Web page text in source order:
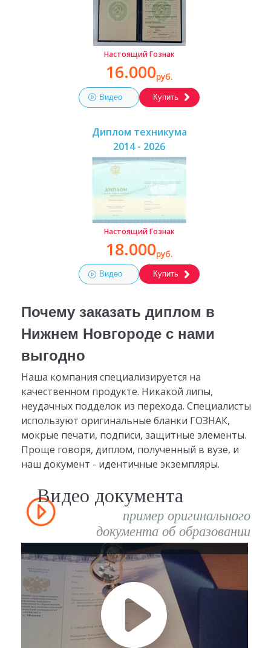
Настоящий Гознак
16.000руб.
Видео Купить
Диплом техникума
2014 - 2026
Настоящий Гознак
18.000руб.
Видео Купить
Почему заказать диплом в
Нижнем Новгороде с нами
выгодно
Наша компания специализируется на
качественном продукте. Никакой липы,
неудачных подделок из перехода. Специалисты
используют оригинальные бланки ГОЗНАК,
мокрые печати, подписи, защитные элементы.
Проще говоря, диплом, полученный в вузе, и
наш документ - идентичные экземпляры.
Видео документа
пример оригинального
документа об образовании